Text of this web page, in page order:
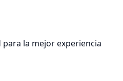
la mejor experiencia